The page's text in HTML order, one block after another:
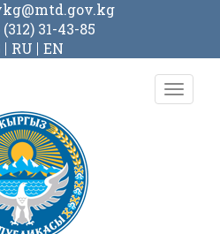
31-43-85
RU EN
Toggle